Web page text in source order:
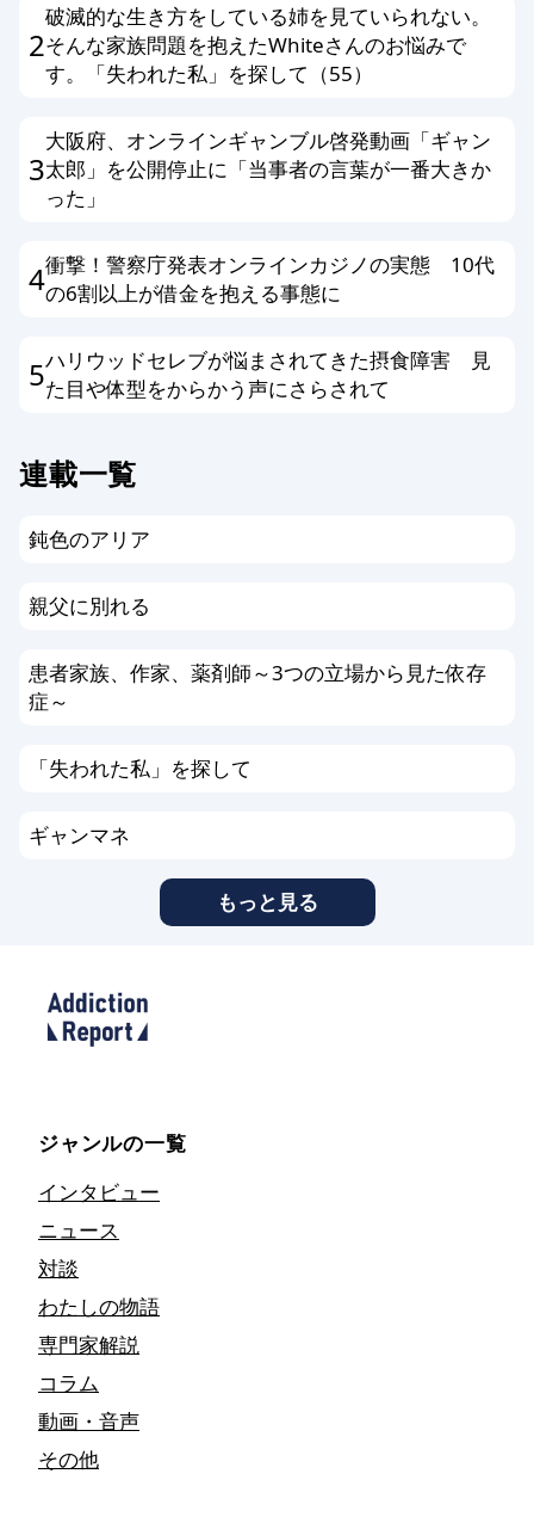
編集方針に同意する方のみ投稿ができ
ます。以上、あらかじめ、ご了承くだ
さい。
2
破滅的な生き方をしている姉を見ていられない。
そんな家族問題を抱えたWhiteさんのお悩みで
す。「失われた私」を探して（55）
3
大阪府、オンラインギャンブル啓発動画「ギャン
太郎」を公開停止に「当事者の言葉が一番大きか
った」
4衝撃！警察庁発表オンラインカジノの実態 10代
の6割以上が借金を抱える事態に
5ハリウッドセレブが悩まされてきた摂食障害 見
た目や体型をからかう声にさらされて
連載一覧
鈍色のアリア
親父に別れる
患者家族、作家、薬剤師～3つの立場から見た依存
症～
「失われた私」を探して
ギャンマネ
もっと見る
ジャンルの一覧
インタビュー
ニュース
対談
わたしの物語
専門家解説
コラム
動画・音声
その他